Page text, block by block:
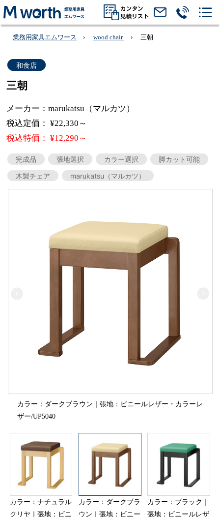
業務用家具エムワース wood chair 三朝
和食店
三朝
メーカー：marukatsu（マルカツ）
税込定価： ¥22,330～
税込特価： ¥12,290～
完成品 張地選択 カラー選択
脚カット可能
木製チェア
marukatsu（マルカツ）
カラー：ダークブラウン｜張地：ビニールレザー・カラーレ
ザー/UP5040
カラー：ナチュラル
クリヤ｜張地：ビニ
カラー：ダークブラ
ウン｜張地：ビニー
カラー：ブラック｜
張地：ビニールレザ